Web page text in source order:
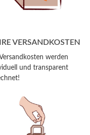
VERSANDKOSTEN
werden
und transparent